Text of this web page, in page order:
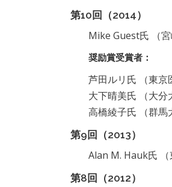
第10回（2014）
Mike Guest氏 （宮
奨励賞受賞者：
芦田ルリ氏 （東京
大下晴美氏 （大分
高橋綾子氏 （群馬
第9回（2013）
Alan M. Hauk氏 （
第8回（2012）